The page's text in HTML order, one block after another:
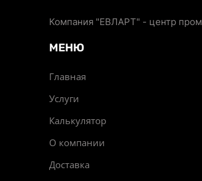
Компания "ЕВЛАРТ" - центр
МЕНЮ
Главная
Услуги
Калькулятор
О компании
Доставка